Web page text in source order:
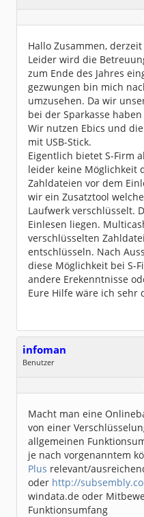
Geschlecht:
keine Angabe
Dabei seit:
06 / 2018
Hallo Zusammen,
Leider wird die
zum Ende des Jahres
gezwungen bin mich
umzusehen. Da wir
bei der Sparkasse
Wir nutzen Ebics und
mit USB-Stick.
Eigentlich bietet S-Firm
leider keine Möglichkeit
Zahldateien vor dem
wir ein Zusatztool
Laufwerk verschlüsselt.
Einlesen liegen.
verschlüsselten
entschlüsseln. Nach
diese Möglichkeit bei S-
andere Erekenntnisse
Eure Hilfe wäre ich sehr
infoman
Benutzer
Dabei seit:
06 / 2008
Macht man eine
von einer
allgemeinen
je nach vorgenanntem
Plus relevant/
oder http://
windata.de oder
Funktionsumfang